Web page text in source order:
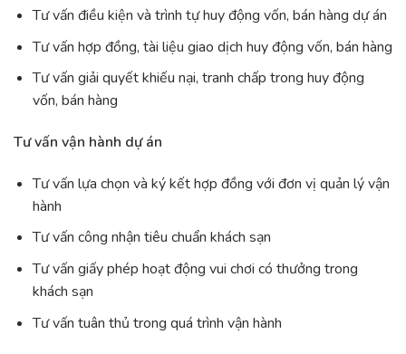
Tư vấn điều kiện và trình tự huy động vốn, bán hàng dự án
Tư vấn hợp đồng, tài liệu giao dịch huy động vốn, bán hàng
Tư vấn giải quyết khiếu nại, tranh chấp trong huy động
vốn, bán hàng
Tư vấn vận hành dự án
Tư vấn lựa chọn và ký kết hợp đồng với đơn vị quản lý vận
hành
Tư vấn công nhận tiêu chuẩn khách sạn
Tư vấn giấy phép hoạt động vui chơi có thưởng trong
khách sạn
Tư vấn tuân thủ trong quá trình vận hành